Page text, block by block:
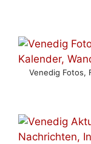
Venedig Fotos,